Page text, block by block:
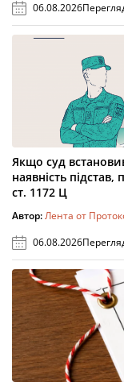
06.08.2026
Якщо суд
наявність
ст. 1172 Ц
Автор:Лента от
06.08.2026